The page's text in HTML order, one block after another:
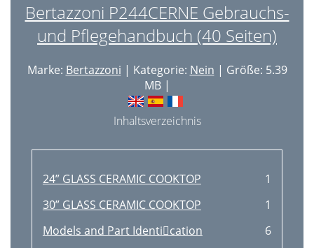
Bertazzoni P244CERNE Gebrauchs-
und Pflegehandbuch (40 Seiten)
Marke: Bertazzoni | Kategorie: Nein | Größe: 5.39
MB |
Inhaltsverzeichnis
24” GLASS CERAMIC COOKTOP
1
30” GLASS CERAMIC COOKTOP
1
Models and Part Identication
6